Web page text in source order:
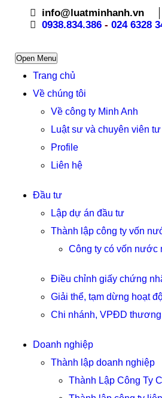
info@luatminhanh.vn
0938.834.386 - 024 6328
Open Menu
Trang chủ
Về chúng tôi
Về công ty Minh Anh
Luật sư và chuyên viên
Profile
Liên hệ
Đầu tư
Lập dự án đầu tư
Thành lập công ty vốn
Công ty có vốn nước
Điều chỉnh giấy chứng
Giải thể, tạm dừng hoạt
Chi nhánh, VPĐD thương
Doanh nghiệp
Thành lập doanh nghiệp
Thành Lập Công Ty